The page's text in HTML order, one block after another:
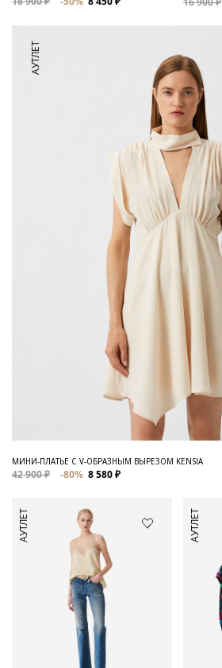
АУТЛЕТ
МИНИ-ПЛАТЬЕ С V-ОБРАЗНЫМ ВЫРЕЗОМ KENSIA
42 900 ₽ -80% 8 580 ₽
АУТЛЕТ АУТЛЕТ